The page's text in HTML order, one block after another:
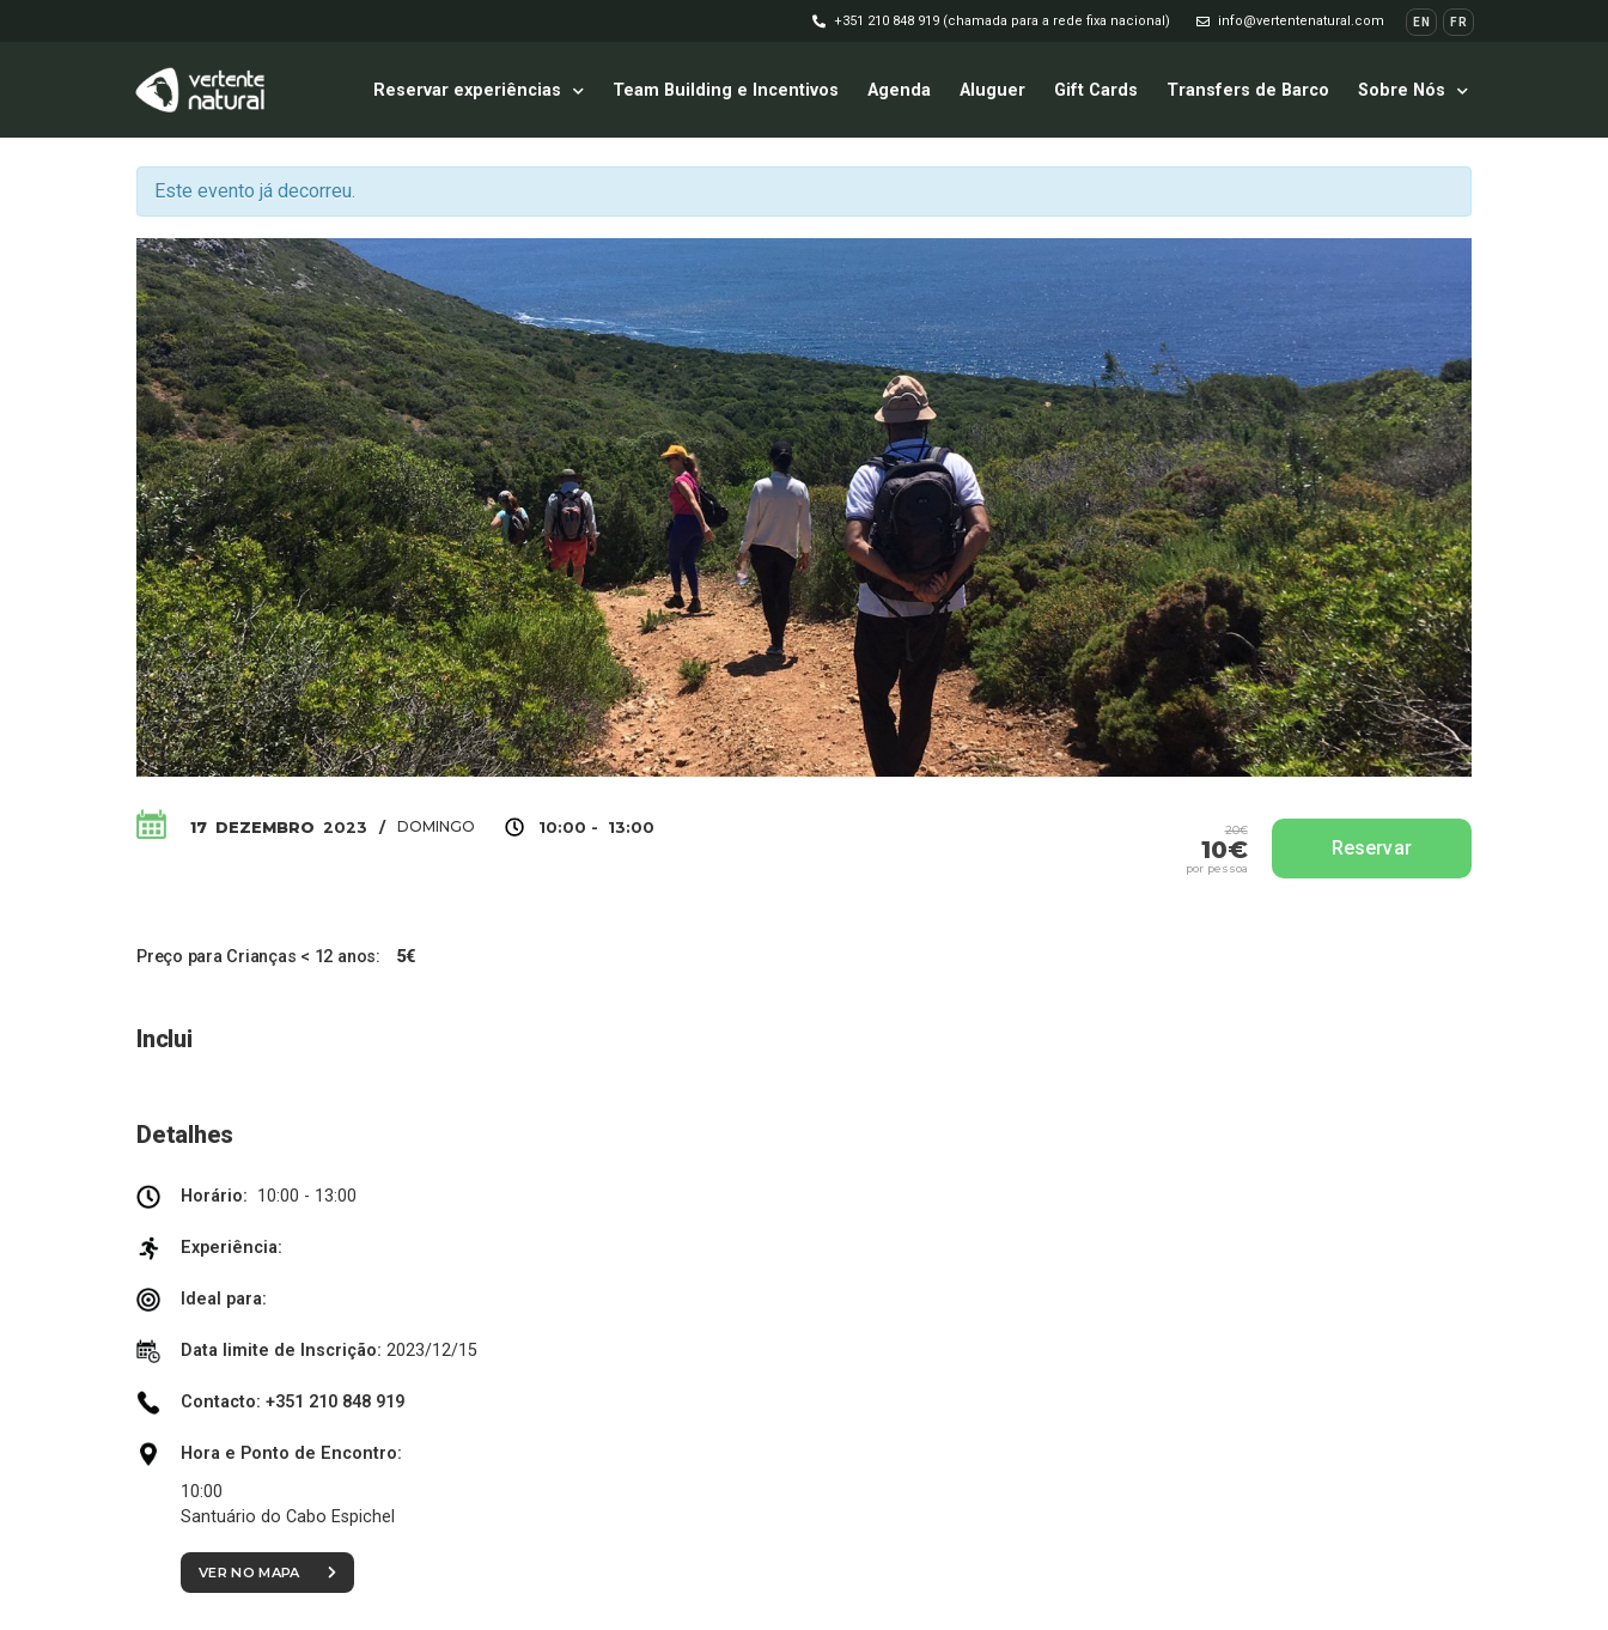
+351 210 848 919 (chamada para a rede fixa nacional) info@vertentenatural.com EN FR
Reservar experiências Team Building e Incentivos Agenda Aluguer Gift Cards Transfers de Barco Sobre Nós
Este evento já decorreu.
17 DEZEMBRO 2023 / DOMINGO 10:00 - 13:00 20€
10€
por pessoa
Reservar
Preço para Crianças < 12 anos: 5€
Inclui
Detalhes
Horário: 10:00 - 13:00
Experiência:
Ideal para:
Data limite de Inscrição: 2023/12/15
Contacto: +351 210 848 919
Hora e Ponto de Encontro:
10:00
Santuário do Cabo Espichel
VER NO MAPA